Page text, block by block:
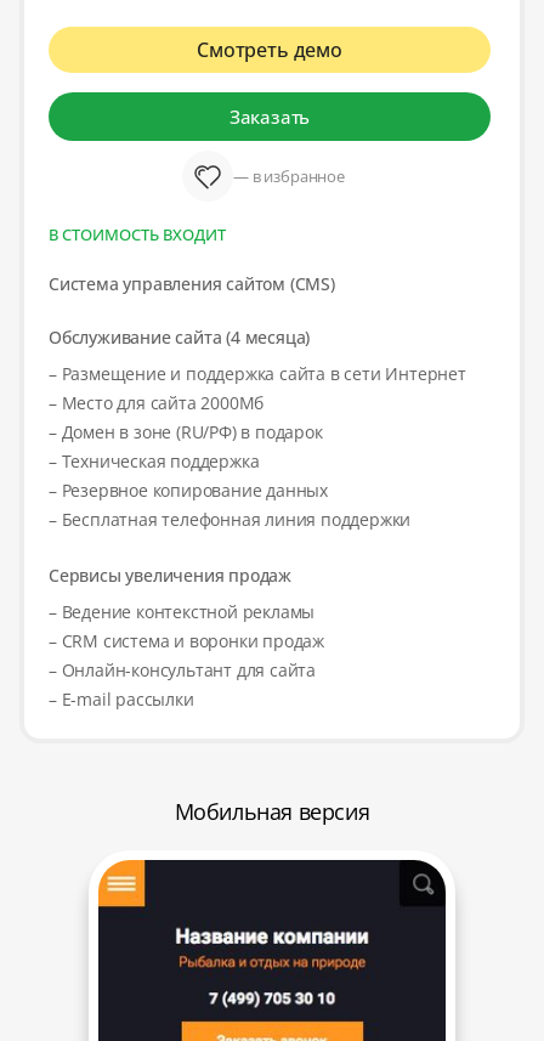
Смотреть демо
Заказать
— в избранное
В СТОИМОСТЬ ВХОДИТ
Система управления сайтом (CMS)
Обслуживание сайта (4 месяца)
– Размещение и поддержка сайта в сети Интернет
– Место для сайта 2000Мб
– Домен в зоне (RU/РФ) в подарок
– Техническая поддержка
– Резервное копирование данных
– Бесплатная телефонная линия поддержки
Сервисы увеличения продаж
– Ведение контекстной рекламы
– CRM система и воронки продаж
– Онлайн-консультант для сайта
– E-mail рассылки
Мобильная версия